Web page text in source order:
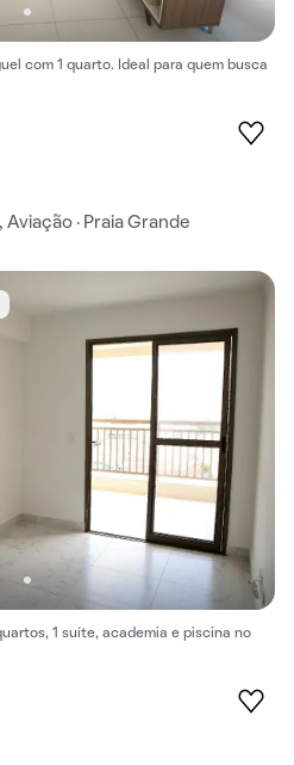
com 1 quarto. Ideal para quem busca
· Praia Grande
1 suíte, academia e piscina no